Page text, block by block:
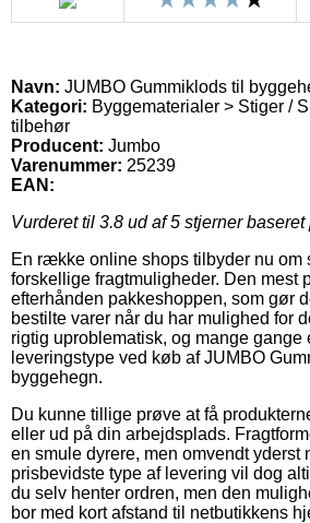
Navn: JUMBO Gummiklods til
Kategori: Byggematerialer > Stiger /
tilbehør
Producent: Jumbo
Varenummer: 25239
EAN:
Vurderet til 3.8 ud af 5 stjerner baseret
En række online shops tilbyder nu om
forskellige fragtmuligheder. Den mest
efterhånden pakkeshoppen, som gør
bestilte varer når du har mulighed for
rigtig uproblematisk, og mange
leveringstype ved køb af JUMBO
byggehegn.
Du kunne tillige prøve at få
eller ud på din arbejdsplads.
en smule dyrere, men omvendt yderst
prisbevidste type af levering vil dog
du selv henter ordren, men den
bor med kort afstand til netbutikkens